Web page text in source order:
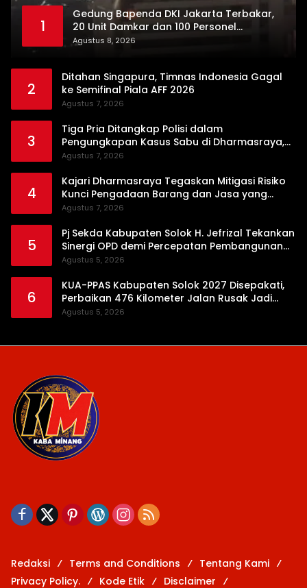
1
Gedung Bapenda DKI Jakarta Terbakar,
20 Unit Damkar dan 100 Personel
Dikerahkan
Agustus 8, 2026
2
Ditahan Singapura, Timnas Indonesia Gagal
ke Semifinal Piala AFF 2026
Agustus 7, 2026
3
Tiga Pria Ditangkap Polisi dalam
Pengungkapan Kasus Sabu di Dharmasraya,
Timbangan Digital hingga Bong Disita
Agustus 7, 2026
4
Kajari Dharmasraya Tegaskan Mitigasi Risiko
Kunci Pengadaan Barang dan Jasa yang
Bersih
Agustus 7, 2026
5
Pj Sekda Kabupaten Solok H. Jefrizal Tekankan
Sinergi OPD demi Percepatan Pembangunan
Daerah
Agustus 5, 2026
6
KUA-PPAS Kabupaten Solok 2027 Disepakati,
Perbaikan 476 Kilometer Jalan Rusak Jadi
Prioritas
Agustus 5, 2026
Redaksi Terms and Conditions
Tentang Kami
Privacy Policy.
Kode Etik Disclaimer